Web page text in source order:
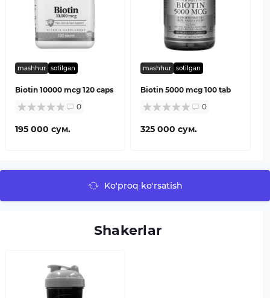
mashhur sotilgan
Biotin 10000 mcg 120 caps
0
195 000 сум.
mashhur sotilgan
Biotin 5000 mcg 100 tab
0
325 000 сум.
Ko'proq ko'rsatish
Shakerlar